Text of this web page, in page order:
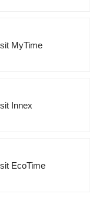
MyTime
Innex
EcoTime